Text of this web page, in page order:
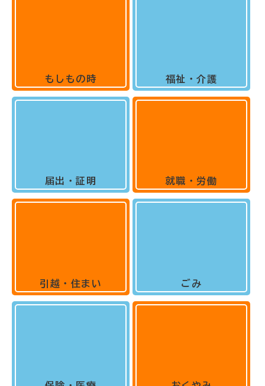
もしもの時
届出・証明
引越・住まい
福祉・介護
就職・労働
ごみ